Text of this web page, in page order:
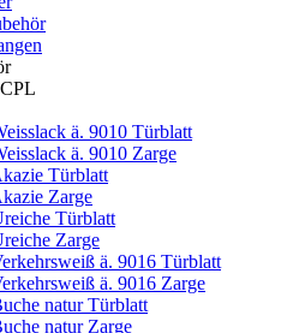
ä. 9010 Türblatt
ä. 9010 Zarge
Türblatt
Zarge
Türblatt
Zarge
ä. 9016 Türblatt
ä. 9016 Zarge
natur Türblatt
natur Zarge